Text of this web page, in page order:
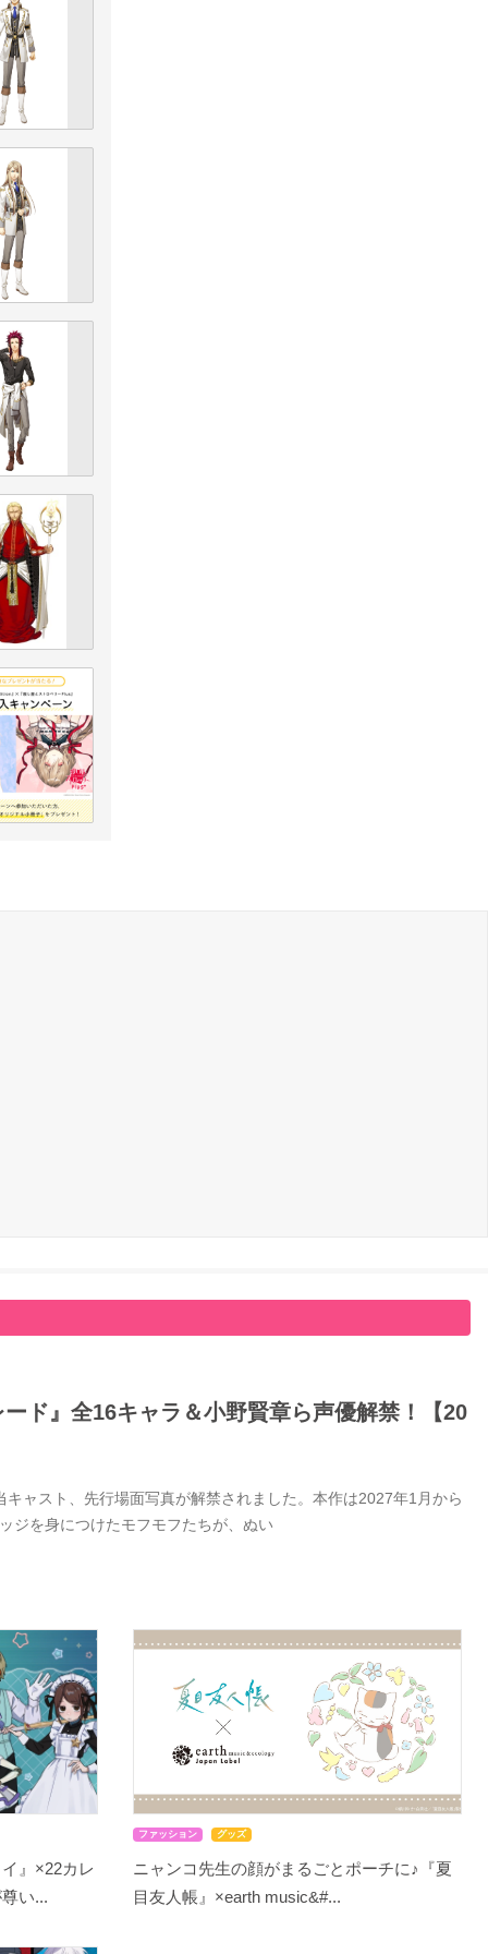
ド』全16キャラ＆小野賢章ら声優解禁！【20
ャスト、先行場面写真が解禁されました。本作は2027年1月から
ジを身につけたモフモフたちが、ぬい
』×22カレ
い...
ファッション グッズ
ニャンコ先生の顔がまるごとポーチに♪『夏
目友人帳』×earth music&#...